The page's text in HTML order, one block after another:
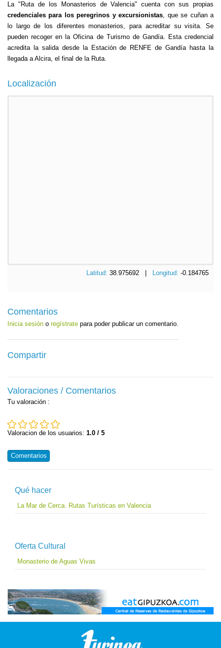
La "Ruta de los Monasterios de Valencia" cuenta con sus propias
credenciales para los peregrinos y excursionistas, que se cuñan a
lo largo de los diferentes monasterios, para acreditar su visita. Se
pueden recoger en la Oficina de Turismo de Gandía. Esta credencial
acredita la salida desde la Estación de RENFE de Gandía hasta la
llegada a Alcira, el final de la Ruta.
Localización
Latitud: 38.975692 | Longitud: -0.184765
Comentarios
Inicia sesión o regístrate para poder publicar un comentario.
Compartir
Valoraciones / Comentarios
Tu valoración :
Valoracion de los usuarios: 1.0 / 5
Comentarios
Qué hacer
La Mar de Cerca. Rutas Turísticas en Valencia
Oferta Cultural
Monasterio de Aguas Vivas